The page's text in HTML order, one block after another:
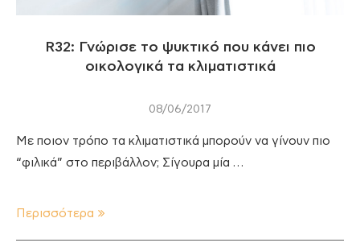
R32: Γνώρισε το ψυκτικό που κάνει πιο
οικολογικά τα κλιματιστικά
08/06/2017
Με ποιον τρόπο τα κλιματιστικά μπορούν να γίνουν πιο
“φιλικά” στο περιβάλλον; Σίγουρα μία …
Περισσότερα